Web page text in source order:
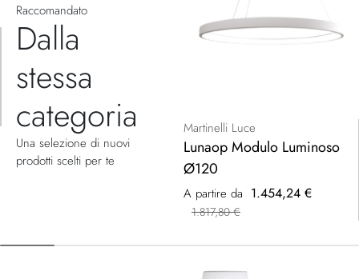
Raccomandato
Dalla
stessa
categoria
Una selezione di nuovi
prodotti scelti per te
Martinelli Luce
Lunaop Modulo Luminoso
Ø120
A partire da 1.454,24 €
1.817,80 €